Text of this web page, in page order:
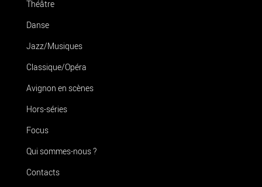
Théâtre
Danse
Jazz/Musiques
Classique/Opéra
Avignon en scènes
Hors-séries
Focus
Qui sommes-nous ?
Contacts